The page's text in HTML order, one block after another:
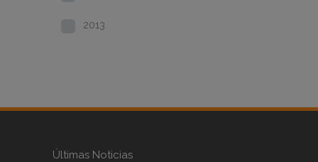
2013
Últimas Noticias